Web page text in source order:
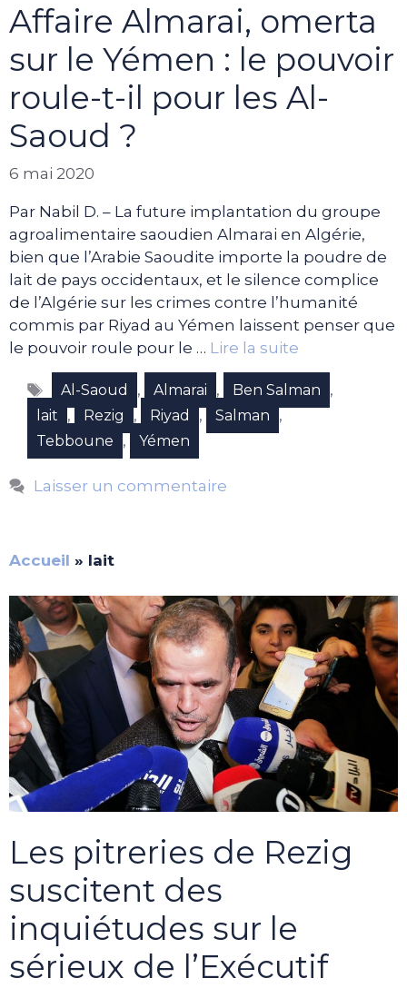
Affaire Almarai, omerta
sur le Yémen : le pouvoir
roule-t-il pour les Al-
Saoud ?
6 mai 2020
Par Nabil D. – La future implantation du groupe
agroalimentaire saoudien Almarai en Algérie,
bien que l’Arabie Saoudite importe la poudre de
lait de pays occidentaux, et le silence complice
de l’Algérie sur les crimes contre l’humanité
commis par Riyad au Yémen laissent penser que
le pouvoir roule pour le … Lire la suite
Étiquettes
Al-Saoud , Almarai , Ben Salman ,
lait , Rezig , Riyad , Salman ,
Tebboune , Yémen
Laisser un commentaire
Accueil » lait
Les pitreries de Rezig
suscitent des
inquiétudes sur le
sérieux de l’Exécutif